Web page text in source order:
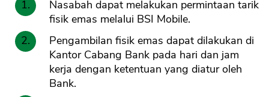
Nasabah dapat melakukan permintaan tarik
fisik emas melalui BSI Mobile.
Pengambilan fisik emas dapat dilakukan di
Kantor Cabang Bank pada hari dan jam
kerja dengan ketentuan yang diatur oleh
Bank.